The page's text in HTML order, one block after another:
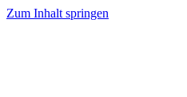
Zum Inhalt springen